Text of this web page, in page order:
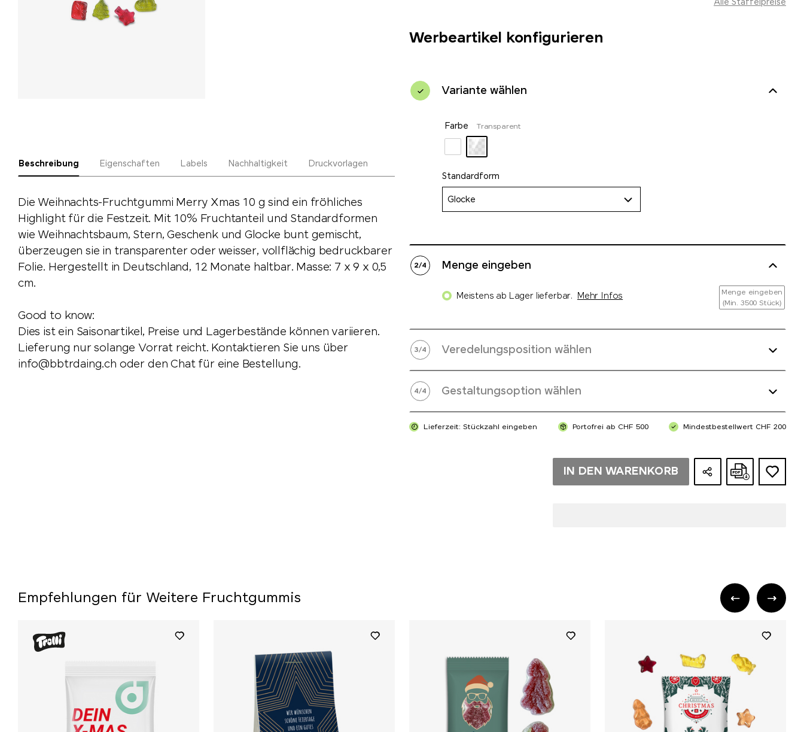
Beschreibung Eigenschaften Labels Nachhaltigkeit Druckvorlagen
Die Weihnachts-Fruchtgummi Merry Xmas 10 g sind ein fröhliches
Highlight für die Festzeit. Mit 10% Fruchtanteil und Standardformen
wie Weihnachtsbaum, Stern, Geschenk und Glocke bunt gemischt,
überzeugen sie in transparenter oder weisser, vollflächig bedruckbarer
Folie. Hergestellt in Deutschland, 12 Monate haltbar. Masse: 7 x 9 x 0,5
cm.
Good to know:
Dies ist ein Saisonartikel, Preise und Lagerbestände können variieren.
Lieferung nur solange Vorrat reicht. Kontaktieren Sie uns über
info@bbtrdaing.ch oder den Chat für eine Bestellung.
Alle Staffelpreise
Werbeartikel konfigurieren
Variante wählen
Farbe Transparent
Standardform
Glocke
2/4 Menge eingeben
Meistens ab Lager lieferbar. Mehr Infos
Menge eingeben
(Min. 3500 Stück)
3/4 Veredelungsposition wählen
4/4 Gestaltungsoption wählen
Lieferzeit: Stückzahl eingeben Portofrei ab CHF 500 Mindestbestellwert CHF 200
IN DEN WARENKORB
Empfehlungen für Weitere Fruchtgummis